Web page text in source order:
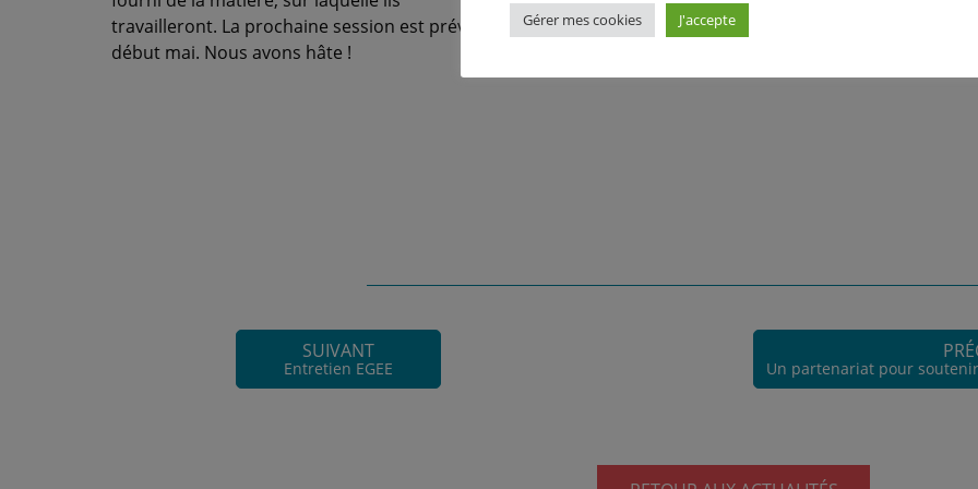
travailleront. La prochaine session est prévue
début mai. Nous avons hâte !
SUIVANT
Entretien EGEE Un partenariat pour
Gérer mes cookies J'accepte